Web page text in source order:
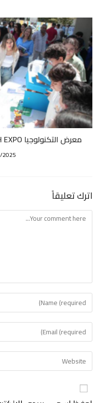
معرض التكنولوجيا TECH EXPO في ثانوية رفيق الحريري
اترك تعليقاً